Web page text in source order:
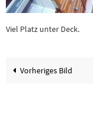
Viel Platz unter Deck.
Vorheriges Bild